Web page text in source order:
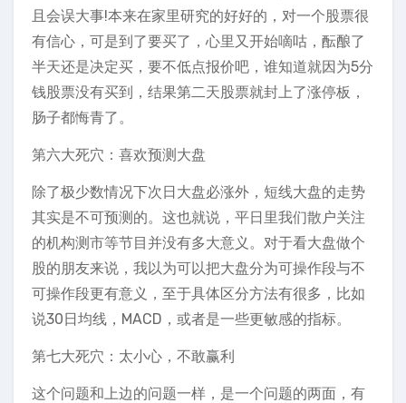
且会误大事!本来在家里研究的好好的，对一个股票很
有信心，可是到了要买了，心里又开始嘀咕，酝酿了
半天还是决定买，要不低点报价吧，谁知道就因为5分
钱股票没有买到，结果第二天股票就封上了涨停板，
肠子都悔青了。
第六大死穴：喜欢预测大盘
除了极少数情况下次日大盘必涨外，短线大盘的走势
其实是不可预测的。这也就说，平日里我们散户关注
的机构测市等节目并没有多大意义。对于看大盘做个
股的朋友来说，我以为可以把大盘分为可操作段与不
可操作段更有意义，至于具体区分方法有很多，比如
说30日均线，MACD，或者是一些更敏感的指标。
第七大死穴：太小心，不敢赢利
这个问题和上边的问题一样，是一个问题的两面，有